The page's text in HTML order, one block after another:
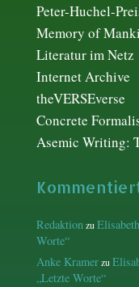
Peter-Huchel-
Memory of
Literatur im Netz
Internet Archive
theVERSEverse
Concrete
Asemic Writing:
Redaktionzu
Worte“
Anke Kramerzu
„Letzte Worte“